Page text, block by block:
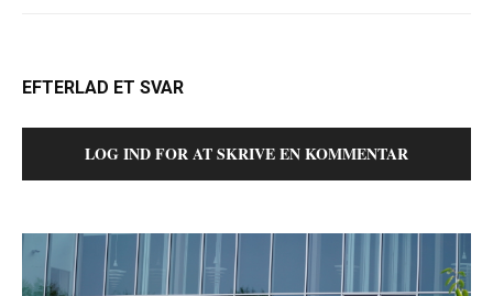
EFTERLAD ET SVAR
LOG IND FOR AT SKRIVE EN KOMMENTAR